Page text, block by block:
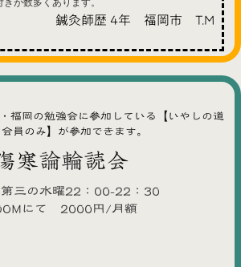
鍼灸師歴 4年 福岡市 T.M
福岡の勉強会に参加している【いやしの道
員のみ】が参加できます。
寒論輪読会
三の水曜22：00-22：30
にて 2000円/月額